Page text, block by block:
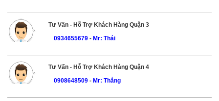
Tư Vấn - Hỗ Trợ Khách Hàng Quận 3
0934655679- Mr: Thái
Tư Vấn - Hỗ Trợ Khách Hàng Quận 4
0908648509- Mr: Thắng